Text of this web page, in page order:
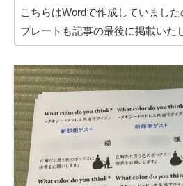
こちらはWordで作成していまし
プレートも記事の最後に掲載いた